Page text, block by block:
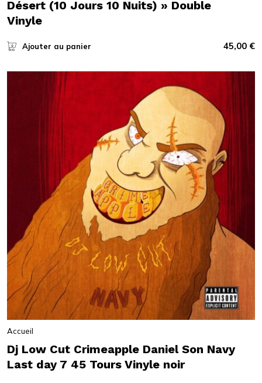
Désert (10 Jours 10 Nuits) » Double
Vinyle
Ajouter au panier 45,00 €
Accueil
Dj Low Cut Crimeapple Daniel Son Navy
Last day 7 45 Tours Vinyle noir